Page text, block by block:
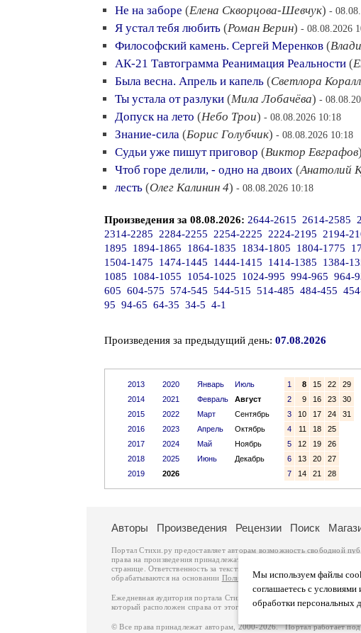
Не на заборе (Елена Скворцова-Шевчук) -
Я устал тебя любить (Роман Верин) - 08.08.2026
Философский камень. Сергей Меренков (
АК-21 Тавтограмма Реанимация Реальности (
Была весна. Апрель и капель (Светлора
Ты устала от разлуки (Мила Лобачёва) -
Допуск на лето (Небо Трои) - 08.08.2026 10:18
Знание-сила (Борис Голубчик) - 08.08.2026 10:18
Судьи уже пишут приговор (Виктор Евграфов)
Чтоб горе делили, - одно на двоих (Анатолий
лесть (Олег Калинин 4) - 08.08.2026 10:18
Произведения за 08.08.2026: 2644-2615 2614-2585
2314-2285
2284-2255 2254-2225 2224-2195 2194-
1895
1894-1865 1864-1835 1834-1805 1804-1775
1504-1475
1474-1445 1444-1415 1414-1385 1384-
1085
1084-1055 1054-1025 1024-995 994-965 964-
605 604-575 574-545 544-515 514-485 484-455
95 94-65 64-35 34-5 4-1
Произведения за предыдущий день: 07.08.2026
2013
2014
2015
2016
2017
2018
2019
2020
2021
2022
2023
2024
2025
2026
Январь
Июль
Февраль
Август
Март
Сентябрь
Апрель
Октябрь
Май
Ноябрь
Июнь
Декабрь
1 8 15 22
29
2
9 16 23
30
3
10 17 24
31
4
11 18
25
5
12 19
26
6
13 20
27
7
14 21 28
Мы используем файлы
соглашаетесь с
обработки персональных
Авторы Произведения Рецензии Поиск
Портал Стихи.ру предоставляет авторам возможность свободной
права на произведения принадлежат авторам и охраняются
.
странице. Ответственность за тексты произведений авторы несут
обрабатываются на основании Политики обработки персональных
Ежедневная аудитория портала Стихи.ру – порядка 200 тысяч
который расположен справа от этого текста. В каждой графе
© Все права принадлежат авторам, 2000-2026. Портал работает